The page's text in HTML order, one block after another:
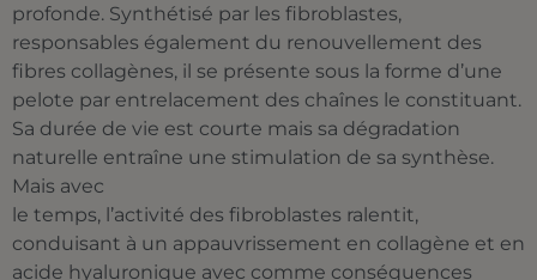
profonde. Synthétisé par les fibroblastes,
responsables également du renouvellement des
fibres collagènes, il se présente sous la forme d’une
pelote par entrelacement des chaînes le constituant.
Sa durée de vie est courte mais sa dégradation
naturelle entraîne une stimulation de sa synthèse.
Mais avec
le temps, l’activité des fibroblastes ralentit,
conduisant à un appauvrissement en collagène et en
acide hyaluronique avec comme conséquences